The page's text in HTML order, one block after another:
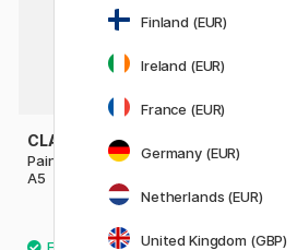
CLAIREFONTAINE
Paint'ON Bloc artiste à grain
A5
13.50 €
Finland (EUR)
Ireland (EUR)
France (EUR)
Germany (EUR)
Netherlands (EUR)
United Kingdom (GBP)